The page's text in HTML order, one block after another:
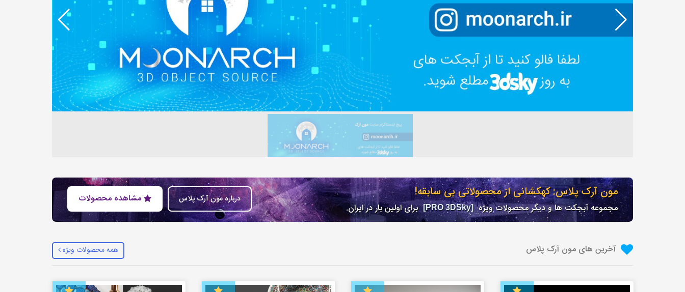
مون آرک پلاس: کهکشانی از محصولاتی بی سابقه!
مجموعه آبجکت ها و دیگر محصولات ویژه [PRO 3DSky] برای اولین بار در ایران.
مشاهده محصولات درباره مون آرک پلاس
آخرین های مون آرک پلاس همه محصولات ویژه